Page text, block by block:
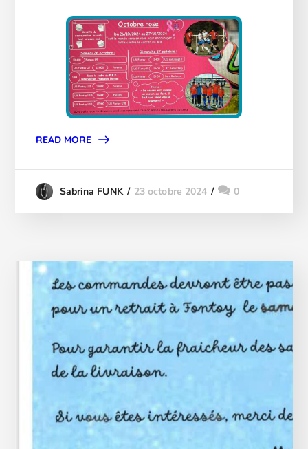
READ MORE
Sabrina FUNK 23 octobre 2024 0